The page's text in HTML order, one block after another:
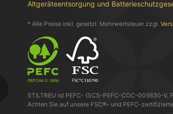
Altgeräteentsorgung und
* Alle Preise inkl. gesetzl. Mehrwertsteuer zzgl.
STILTREU ist PEFC- (SCS-PEFC-COC-005630-
Achten Sie auf unsere FSC®- und PEFC-